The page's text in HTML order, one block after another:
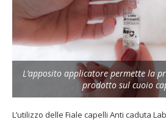
L’apposito applicatore permette la
prodotto sul cuoio
L’utilizzo delle Fiale capelli Anti caduta